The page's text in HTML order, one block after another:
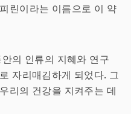
린이라는 이름으로 이 약
의 인류의 지혜와 연구
자리매김하게 되었다. 그
리의 건강을 지켜주는 데